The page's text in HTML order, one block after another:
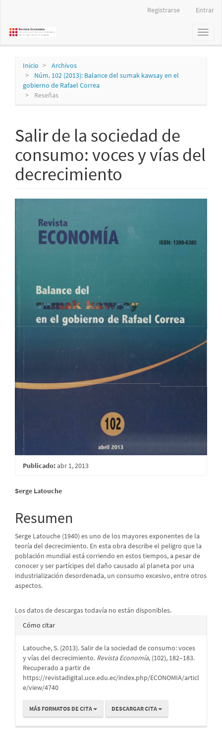
principal
Registrarse Entrar
Toggle
Inicio
Archivos
Núm. 102 (2013): Balance del sumak kawsay en el
gobierno de Rafael Correa
Reseñas
Salir de la sociedad de
consumo: voces y vías del
decrecimiento
Barra
lateral
Publicado:abr 1, 2013
Contenido
principal
del
artículo
Serge Latouche
Resumen
Serge Latouche (1940) es uno de los mayores exponentes de la
teoría del decrecimiento. En esta obra describe el peligro que la
población mundial está corriendo en estos tiempos, a pesar de
conocer y ser partícipes del daño causado al planeta por una
industrialización desordenada, un consumo excesivo, entre otros
aspectos.
Los datos de descargas todavía no están disponibles.
Detalles
artículo
Cómo citar
Latouche, S. (2013). Salir de la sociedad de consumo: voces
y vías del decrecimiento. Revista Economía, (102), 182–183.
Recuperado a partir de
https://revistadigital.uce.edu.ec/index.php/ECONOMIA/articl
e/view/4740
MÁS FORMATOS DE CITA DESCARGAR CITA